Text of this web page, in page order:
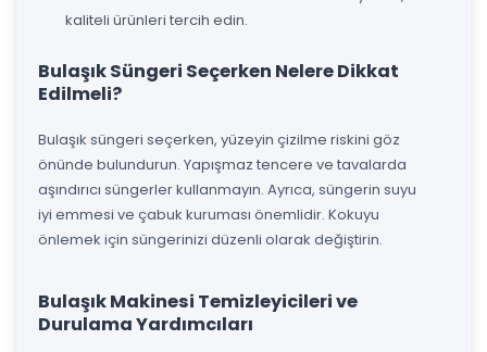
kaliteli ürünleri tercih edin.
Bulaşık Süngeri Seçerken Nelere Dikkat
Edilmeli?
Bulaşık süngeri seçerken, yüzeyin çizilme riskini göz
önünde bulundurun. Yapışmaz tencere ve tavalarda
aşındırıcı süngerler kullanmayın. Ayrıca, süngerin suyu
iyi emmesi ve çabuk kuruması önemlidir. Kokuyu
önlemek için süngerinizi düzenli olarak değiştirin.
Bulaşık Makinesi Temizleyicileri ve
Durulama Yardımcıları